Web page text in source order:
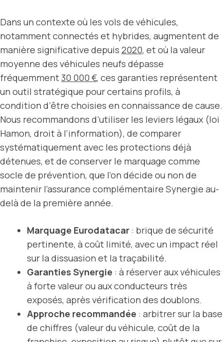
Dans un contexte où les vols de véhicules,
notamment connectés et hybrides, augmentent de
manière significative depuis 2020, et où la valeur
moyenne des véhicules neufs dépasse
fréquemment30 000 €, ces garanties représentent
un outil stratégique pour certains profils, à
condition d’être choisies en connaissance de cause.
Nous recommandons d’utiliser les leviers légaux (loi
Hamon, droit à l’information), de comparer
systématiquement avec les protections déjà
détenues, et de conserver le marquage comme
socle de prévention, que l’on décide ou non de
maintenir l’assurance complémentaire Synergie au-
delà de la première année.
Marquage Eurodatacar : brique de sécurité
pertinente, à coût limité, avec un impact réel
sur la dissuasion et la traçabilité.
Garanties Synergie : à réserver aux véhicules
à forte valeur ou aux conducteurs très
exposés, après vérification des doublons.
Approche recommandée : arbitrer sur la base
de chiffres (valeur du véhicule, coût de la